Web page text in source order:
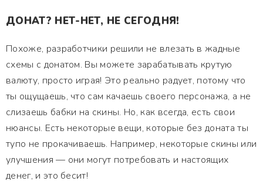
ДОНАТ? НЕТ-НЕТ, НЕ СЕГОДНЯ!
Похоже, разработчики решили не влезать в жадные
схемы с донатом. Вы можете зарабатывать крутую
валюту, просто играя! Это реально радует, потому что
ты ощущаешь, что сам качаешь своего персонажа, а не
слизаешь бабки на скины. Но, как всегда, есть свои
нюансы. Есть некоторые вещи, которые без доната ты
тупо не прокачиваешь. Например, некоторые скины или
улучшения — они могут потребовать и настоящих
денег, и это бесит!